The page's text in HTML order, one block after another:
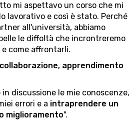
mi aspettavo un corso che mi
lavorativo e così è stato. Perché
all'università, abbiamo
le diffoltà che incrontreremo
come affrontarli.
collaborazione, apprendimento
in discussione le mie conoscenze,
errori e a intraprendere un
miglioramento".